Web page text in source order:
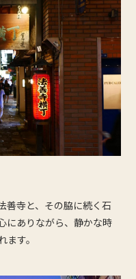
善寺と、その脇に続く石
にありながら、静かな時
す。